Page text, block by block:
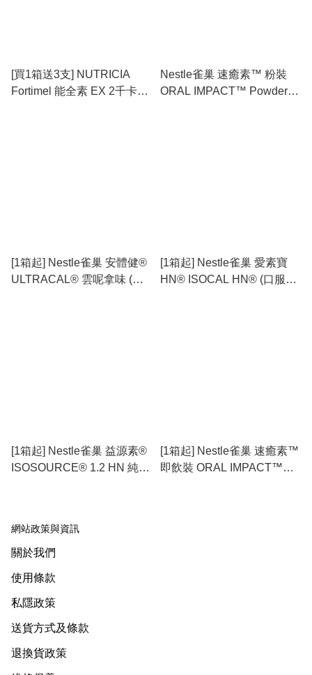
[買1箱送3支] NUTRICIA
Fortimel 能全素 EX 2千卡
Nestle雀巢 速癒素™ 粉裝
ORAL IMPACT™ Powder
[1箱起] Nestle雀巢 安體健®
ULTRACAL® 雲呢拿味 (口
[1箱起] Nestle雀巢 愛素寶
HN® ISOCAL HN® (口服或
[1箱起] Nestle雀巢 益源素®
ISOSOURCE® 1.2 HN 純素
[1箱起] Nestle雀巢 速癒素™
即飲裝 ORAL IMPACT™
網站政策與資訊
關於我們
使用條款
私隱政策
送貨方式及條款
退換貨政策